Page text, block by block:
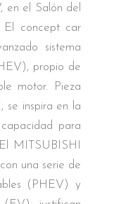
en el Salón del
El concept car
sistema
propio de
motor. Pieza
inspira en la
para
MITSUBISHI
una serie de
(PHEV) y